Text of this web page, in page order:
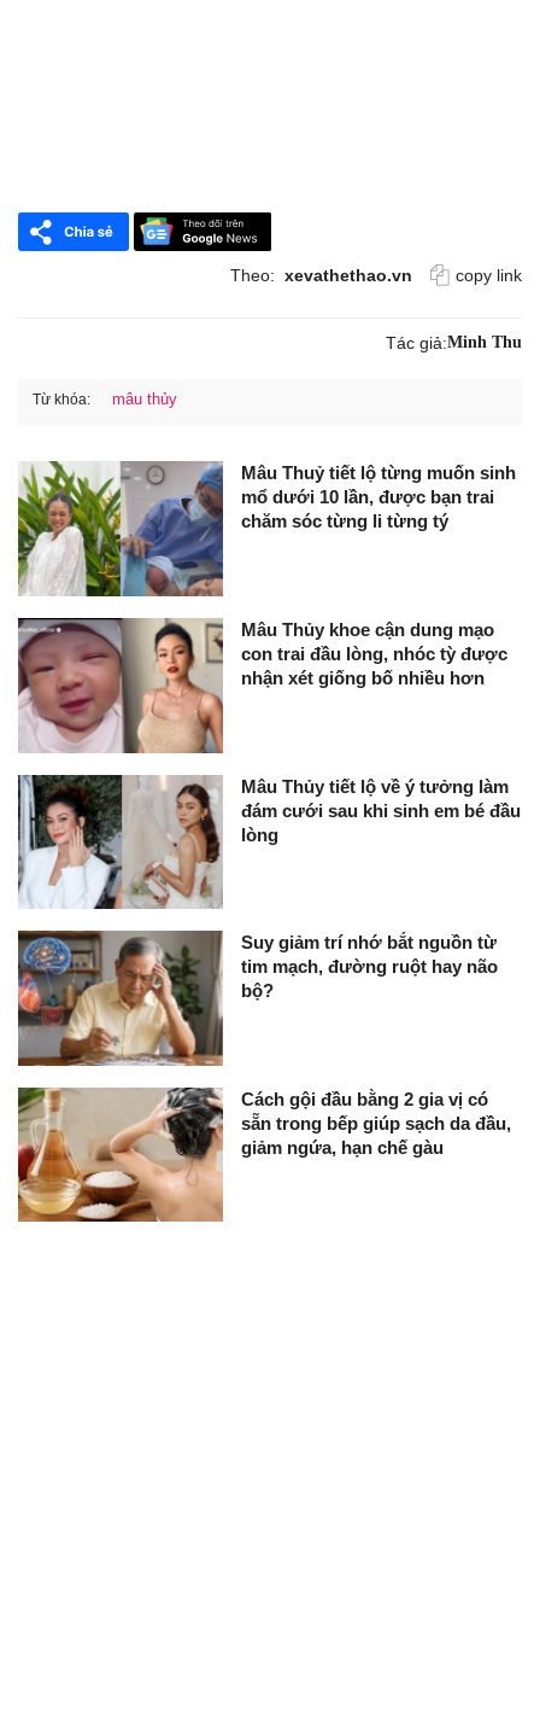
Theo: xevathethao.vn copy link
Tác giả:Minh Thu
Từ khóa: mâu thủy
Mâu Thuỷ tiết lộ từng muốn sinh
mổ dưới 10 lần, được bạn trai
chăm sóc từng li từng tý
Mâu Thủy khoe cận dung mạo
con trai đầu lòng, nhóc tỳ được
nhận xét giống bố nhiều hơn
Mâu Thủy tiết lộ về ý tưởng làm
đám cưới sau khi sinh em bé đầu
lòng
Suy giảm trí nhớ bắt nguồn từ
tim mạch, đường ruột hay não
bộ?
Cách gội đầu bằng 2 gia vị có
sẵn trong bếp giúp sạch da đầu,
giảm ngứa, hạn chế gàu